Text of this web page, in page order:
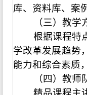
库、资料库、案
（三）教学
根据课程特
学改革发展趋势
能力和综合素质
（四）教师
精品课程主